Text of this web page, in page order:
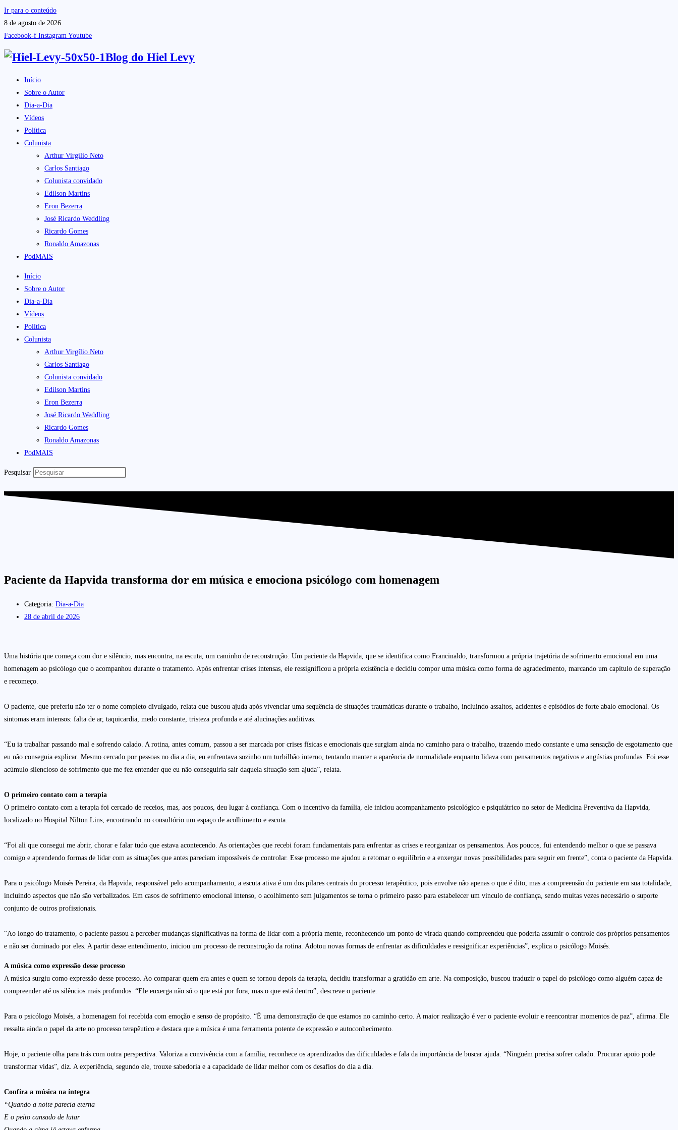
Ir para o conteúdo
8 de agosto de 2026
Facebook-f Instagram Youtube
Blog do Hiel Levy
Início
Sobre o Autor
Dia-a-Dia
Vídeos
Política
Colunista
Arthur Virgílio Neto
Carlos Santiago
Colunista convidado
Edilson Martins
Eron Bezerra
José Ricardo Weddling
Ricardo Gomes
Ronaldo Amazonas
PodMAIS
Início
Sobre o Autor
Dia-a-Dia
Vídeos
Política
Colunista
Arthur Virgílio Neto
Carlos Santiago
Colunista convidado
Edilson Martins
Eron Bezerra
José Ricardo Weddling
Ricardo Gomes
Ronaldo Amazonas
PodMAIS
Pesquisar
Paciente da Hapvida transforma dor em música e emociona psicólogo com homenagem
Categoria: Dia-a-Dia
28 de abril de 2026
Uma história que começa com dor e silêncio, mas encontra, na escuta, um caminho de reconstrução. Um paciente da Hapvida, que se identifica como Francinaldo, transformou a própria trajetória de sofrimento emocional em uma
homenagem ao psicólogo que o acompanhou durante o tratamento. Após enfrentar crises intensas, ele ressignificou a própria existência e decidiu compor uma música como forma de agradecimento, marcando um capítulo de superação
e recomeço.
O paciente, que preferiu não ter o nome completo divulgado, relata que buscou ajuda após vivenciar uma sequência de situações traumáticas durante o trabalho, incluindo assaltos, acidentes e episódios de forte abalo emocional. Os
sintomas eram intensos: falta de ar, taquicardia, medo constante, tristeza profunda e até alucinações auditivas.
“Eu ia trabalhar passando mal e sofrendo calado. A rotina, antes comum, passou a ser marcada por crises físicas e emocionais que surgiam ainda no caminho para o trabalho, trazendo medo constante e uma sensação de esgotamento que
eu não conseguia explicar. Mesmo cercado por pessoas no dia a dia, eu enfrentava sozinho um turbilhão interno, tentando manter a aparência de normalidade enquanto lidava com pensamentos negativos e angústias profundas. Foi esse
acúmulo silencioso de sofrimento que me fez entender que eu não conseguiria sair daquela situação sem ajuda”, relata.
O primeiro contato com a terapia
O primeiro contato com a terapia foi cercado de receios, mas, aos poucos, deu lugar à confiança. Com o incentivo da família, ele iniciou acompanhamento psicológico e psiquiátrico no setor de Medicina Preventiva da Hapvida,
localizado no Hospital Nilton Lins, encontrando no consultório um espaço de acolhimento e escuta.
“Foi ali que consegui me abrir, chorar e falar tudo que estava acontecendo. As orientações que recebi foram fundamentais para enfrentar as crises e reorganizar os pensamentos. Aos poucos, fui entendendo melhor o que se passava
comigo e aprendendo formas de lidar com as situações que antes pareciam impossíveis de controlar. Esse processo me ajudou a retomar o equilíbrio e a enxergar novas possibilidades para seguir em frente”, conta o paciente da Hapvida.
Para o psicólogo Moisés Pereira, da Hapvida, responsável pelo acompanhamento, a escuta ativa é um dos pilares centrais do processo terapêutico, pois envolve não apenas o que é dito, mas a compreensão do paciente em sua totalidade,
incluindo aspectos que não são verbalizados. Em casos de sofrimento emocional intenso, o acolhimento sem julgamentos se torna o primeiro passo para estabelecer um vínculo de confiança, sendo muitas vezes necessário o suporte
conjunto de outros profissionais.
“Ao longo do tratamento, o paciente passou a perceber mudanças significativas na forma de lidar com a própria mente, reconhecendo um ponto de virada quando compreendeu que poderia assumir o controle dos próprios pensamentos
e não ser dominado por eles. A partir desse entendimento, iniciou um processo de reconstrução da rotina. Adotou novas formas de enfrentar as dificuldades e ressignificar experiências”, explica o psicólogo Moisés.
A música como expressão desse processo
A música surgiu como expressão desse processo. Ao comparar quem era antes e quem se tornou depois da terapia, decidiu transformar a gratidão em arte. Na composição, buscou traduzir o papel do psicólogo como alguém capaz de
compreender até os silêncios mais profundos. “Ele enxerga não só o que está por fora, mas o que está dentro”, descreve o paciente.
Para o psicólogo Moisés, a homenagem foi recebida com emoção e senso de propósito. “É uma demonstração de que estamos no caminho certo. A maior realização é ver o paciente evoluir e reencontrar momentos de paz”, afirma. Ele
ressalta ainda o papel da arte no processo terapêutico e destaca que a música é uma ferramenta potente de expressão e autoconhecimento.
Hoje, o paciente olha para trás com outra perspectiva. Valoriza a convivência com a família, reconhece os aprendizados das dificuldades e fala da importância de buscar ajuda. “Ninguém precisa sofrer calado. Procurar apoio pode
transformar vidas”, diz. A experiência, segundo ele, trouxe sabedoria e a capacidade de lidar melhor com os desafios do dia a dia.
Confira a música na íntegra
“Quando a noite parecia eterna
E o peito cansado de lutar